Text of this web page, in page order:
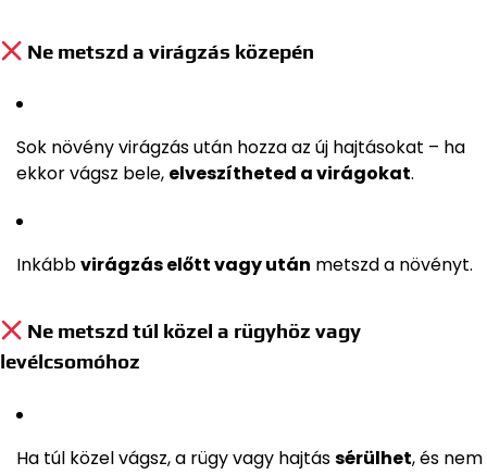
Ne metszd a virágzás közepén
Sok növény virágzás után hozza az új hajtásokat – ha
ekkor vágsz bele, elveszítheted a virágokat.
Inkábbvirágzás előtt vagy után metszd a növényt.
Ne metszd túl közel a rügyhöz vagy
levélcsomóhoz
Ha túl közel vágsz, a rügy vagy hajtássérülhet, és nem